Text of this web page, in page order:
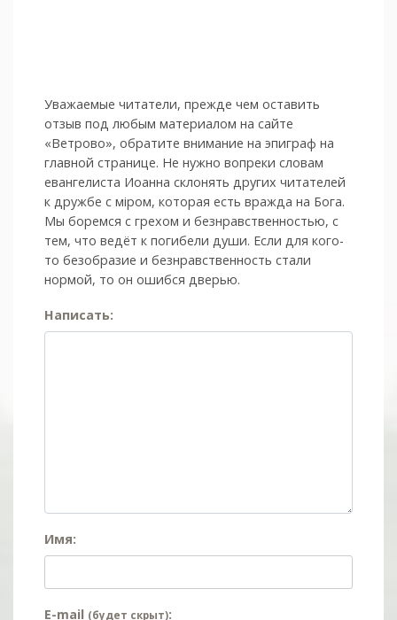
Уважаемые читатели, прежде чем оставить
отзыв под любым материалом на сайте
«Ветрово», обратите внимание на эпиграф на
главной странице. Не нужно вопреки словам
евангелиста Иоанна склонять других читателей
к дружбе с мiром, которая есть вражда на Бога.
Мы боремся с грехом и без­нрав­ствен­ностью, с
тем, что ведёт к погибели души. Если для кого-
то безобразие и безнравственность стали
нормой, то он ошибся дверью.
Написать:
Имя:
E-mail (будет скрыт):